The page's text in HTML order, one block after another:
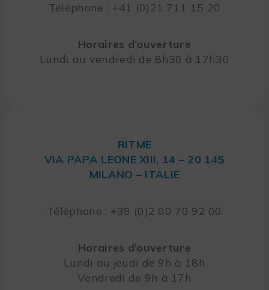
Téléphone : +41 (0)21 711 15 20
Horaires d’ouverture
Lundi au vendredi de 8h30 à 17h30
RITME
VIA PAPA LEONE XIII, 14 – 20 145
MILANO – ITALIE
Téléphone : +39 (0)2 00 70 92 00
Horaires d’ouverture
Lundi au jeudi de 9h à 18h
Vendredi de 9h à 17h